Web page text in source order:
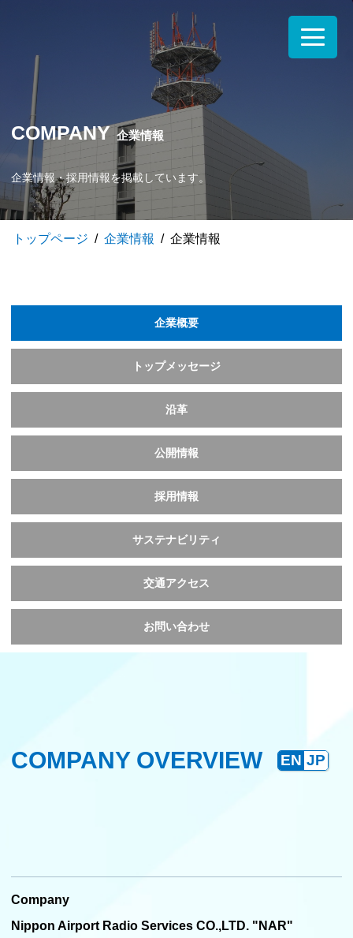
COMPANY 企業情報
企業情報・採用情報を掲載しています。
トップページ 企業情報 企業情報
企業概要
トップメッセージ
沿革
公開情報
採用情報
サステナビリティ
交通アクセス
お問い合わせ
COMPANY OVERVIEW EN JP
Company
Nippon Airport Radio Services CO.,LTD. "NAR"